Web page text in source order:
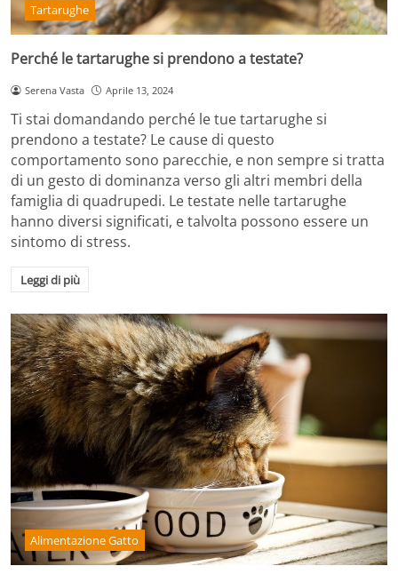
Tartarughe
Perché le tartarughe si prendono a testate?
Serena Vasta Aprile 13, 2024
Ti stai domandando perché le tue tartarughe si
prendono a testate? Le cause di questo
comportamento sono parecchie, e non sempre si tratta
di un gesto di dominanza verso gli altri membri della
famiglia di quadrupedi. Le testate nelle tartarughe
hanno diversi significati, e talvolta possono essere un
sintomo di stress.
Leggi di più
Alimentazione Gatto